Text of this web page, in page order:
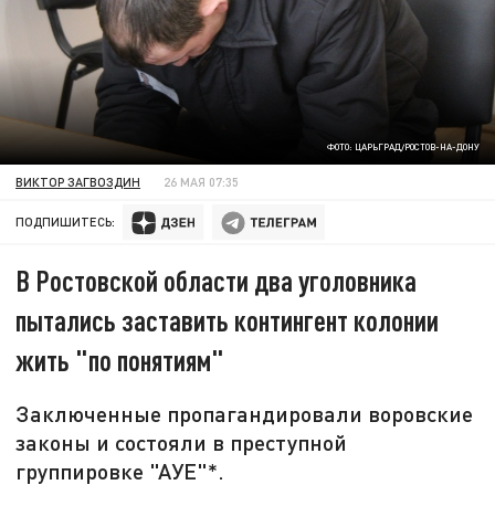
ФОТО: ЦАРЬГРАД/РОСТОВ-НА-ДОНУ
ВИКТОР ЗАГВОЗДИН 26 МАЯ 07:35
ПОДПИШИТЕСЬ:
В Ростовской области два уголовника
пытались заставить контингент колонии
жить "по понятиям"
Заключенные пропагандировали воровские
законы и состояли в преступной
группировке "АУЕ"*.